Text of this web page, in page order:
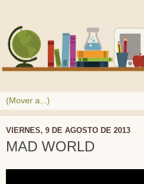
VIERNES, 9 DE AGOSTO DE 2013
MAD WORLD